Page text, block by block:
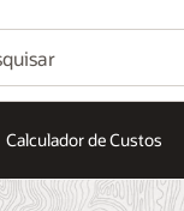
Calculador de Custos